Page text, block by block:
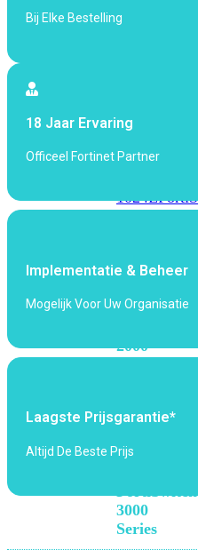
648F
1000
1024E
FPOE
2000
2048F
B2F
FortiSwitch
3000
Series
Bij Elke Bestelling
18 Jaar Ervaring
Officeel Fortinet Partner
Implementatie & Beheer
Mogelijk Voor Uw Organisatie
Laagste Prijsgarantie*
Altijd De Beste Prijs